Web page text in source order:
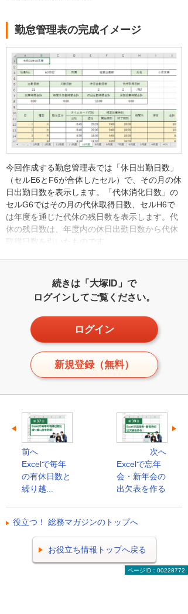
勤怠管理表の完成イメージ
今回作成する勤怠管理表では「休日出勤日数」
（セルE6とF6が合体したセル）で、その月の休
日出勤日数を表示します。「代休消化日数」の
セルG6ではその月の代休取得日数、セルH6で
は年度を通じた代休の残日数を表示します。代
休の残日数は、年度内の休日出勤日数から代休
取得日数を引いたものです。
続きは「大塚ID」で
ログインしてご覧ください。
ログイン
新規登録（無料）
前へ
Excelで毎年
の有休日数と
繰り越...
次へ
Excelで忘年
会・新年会の
出欠表を作る
役立つ！ 総務マガジンのトップへ
お役立ち情報トップへ戻る
ページID：00228772